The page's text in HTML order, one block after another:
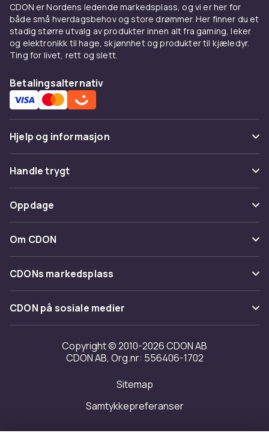
CDON er Nordens ledende markedsplass, og vi er her for
både små hverdagsbehov og store drømmer. Her finner du et
stadig større utvalg av produkter innen alt fra gaming, leker
og elektronikk til hage, skjønnhet og produkter til kjæledyr.
Ting for livet, rett og slett.
Betalingsalternativ
Hjelp og informasjon
Vanlige spørsmål
Spor pakke
Angre & returner her
Kontakt oss
Handle trygt
Betaling
Levering
Tilbakekallinger
Oppdage
Kategorier
Varemerker
Om CDON
Om oss
Kundeanmeldelser
Jobbe på CDON
Investor relations
Tilgjengelighet
CDONs markedsplass
Merchant Help Center
CDON på sosiale medier
Copyright © 2010-2026 CDON AB
CDON AB, Org.nr: 556406-1702
Sitemap
Samtykkepreferanser